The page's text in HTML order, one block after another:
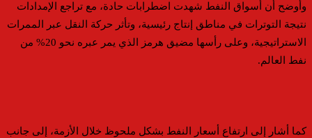
وأوضح أن أسواق النفط شهدت اضطرابات حادة، مع تراجع الإمدادات
نتيجة التوترات في مناطق إنتاج رئيسية، وتأثر حركة النقل عبر الممرات
الاستراتيجية، وعلى رأسها مضيق هرمز الذي يمر عبره نحو 20% من
نفط العالم.
كما أشار إلى ارتفاع أسعار النفط بشكل ملحوظ خلال الأزمة، إلى جانب